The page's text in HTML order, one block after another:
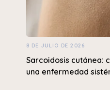
8 DE JULIO DE 2026
Sarcoidosis cutánea:
una enfermedad